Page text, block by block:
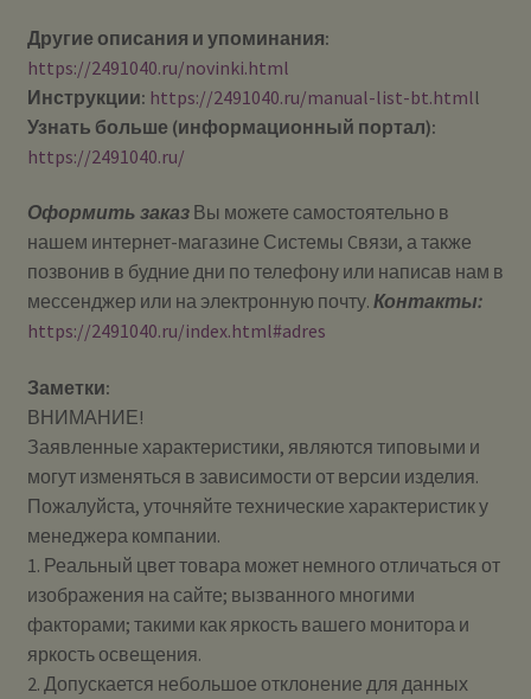
Другие описания и упоминания:
https://2491040.ru/novinki.html
Инструкции: https://2491040.ru/manual-list-bt.html l
Узнать больше (информационный портал):
https://2491040.ru/
Оформить заказВы можете самостоятельно в
нашем интернет-магазине Системы Cвязи, а также
позвонив в будние дни по телефону или написав нам в
мессенджер или на электронную почту. Контакты:
https://2491040.ru/index.html#adres
Заметки:
ВНИМАНИЕ!
Заявленные характеристики, являются типовыми и
могут изменяться в зависимости от версии изделия.
Пожалуйста, уточняйте технические характеристик у
менеджера компании.
1. Реальный цвет товара может немного отличаться от
изображения на сайте; вызванного многими
факторами; такими как яркость вашего монитора и
яркость освещения.
2. Допускается небольшое отклонение для данных